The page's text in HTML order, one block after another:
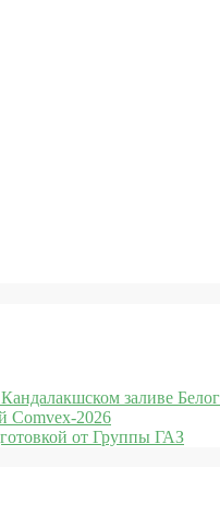
заливе
Comvex-2026
от Группы ГАЗ